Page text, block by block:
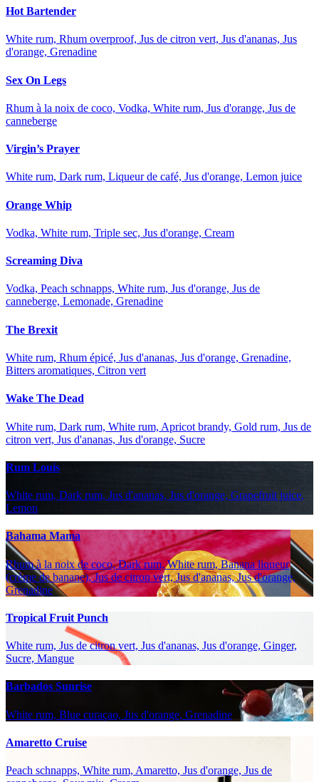
Hot Bartender
White rum, Rhum overproof, Jus de citron vert, Jus d'ananas, Jus
d'orange, Grenadine
Sex On Legs
Rhum à la noix de coco, Vodka, White rum, Jus d'orange, Jus de
canneberge
Virgin’s Prayer
White rum, Dark rum, Liqueur de café, Jus d'orange, Lemon juice
Orange Whip
Vodka, White rum, Triple sec, Jus d'orange, Cream
Screaming Diva
Vodka, Peach schnapps, White rum, Jus d'orange, Jus de
canneberge, Lemonade, Grenadine
The Brexit
White rum, Rhum épicé, Jus d'ananas, Jus d'orange, Grenadine,
Bitters aromatiques, Citron vert
Wake The Dead
White rum, Dark rum, White rum, Apricot brandy, Gold rum, Jus de
citron vert, Jus d'ananas, Jus d'orange, Sucre
Rum Louis
White rum, Dark rum, Jus d'ananas, Jus d'orange, Grapefruit juice,
Lemon
Bahama Mama
Rhum à la noix de coco, Dark rum, White rum, Banana liqueur
(crème de banane), Jus de citron vert, Jus d'ananas, Jus d'orange,
Grenadine
Tropical Fruit Punch
White rum, Jus de citron vert, Jus d'ananas, Jus d'orange, Ginger,
Sucre, Mangue
Barbados Sunrise
White rum, Blue curaçao, Jus d'orange, Grenadine
Amaretto Cruise
Peach schnapps, White rum, Amaretto, Jus d'orange, Jus de